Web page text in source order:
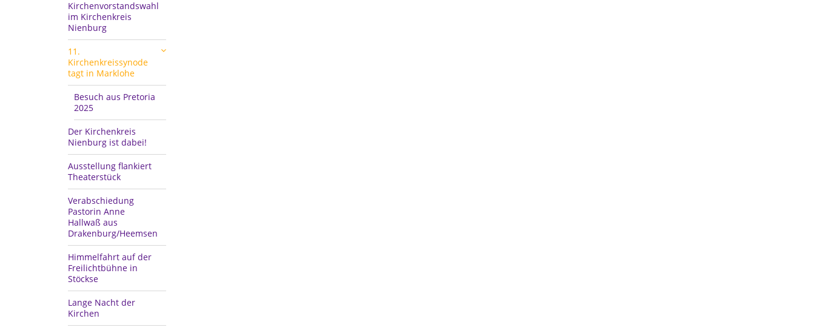
Kirchenvorstandswahl
im Kirchenkreis
Nienburg
11.
Kirchenkreissynode
tagt in Marklohe
Besuch aus Pretoria
2025
Der Kirchenkreis
Nienburg ist dabei!
Ausstellung flankiert
Theaterstück
Verabschiedung
Pastorin Anne
Hallwaß aus
Drakenburg/Heemsen
Himmelfahrt auf der
Freilichtbühne in
Stöckse
Lange Nacht der
Kirchen